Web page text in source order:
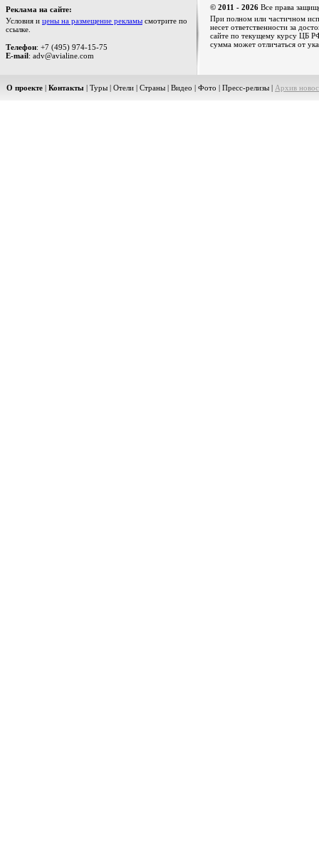
Реклама на сайте:
Условия и цены на размещение рекламы смотрите по
ссылке.
Телефон: +7 (495) 974-15-75
E-mail: adv@avialine.com
© 2011 - 2026 Все права
При полном или частичном
несет ответственности за
сайте по текущему курсу ЦБ
сумма может отличаться от
О проекте | Контакты | Туры | Отели | Страны | Видео | Фото | Пресс-релизы | Архив